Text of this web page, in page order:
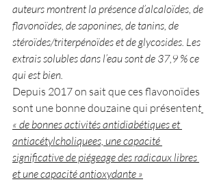
auteurs montrent la présence d’alcaloïdes, de
flavonoïdes, de saponines, de tanins, de
stéroïdes/triterpénoïdes et de glycosides. Les
extrais solubles dans l’eau sont de 37,9 % ce
qui est bien.
Depuis 2017 on sait que ces flavonoïdes
sont une bonne douzaine qui présentent
« de bonnes activités antidiabétiques et
antiacétylcholiquees, une capacité
significative de piégeage des radicaux libres
et une capacité antioxydante »